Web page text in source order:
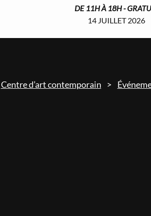
DE 11H À 18H -
14 JUILLET 2026
Centre d’art contemporain